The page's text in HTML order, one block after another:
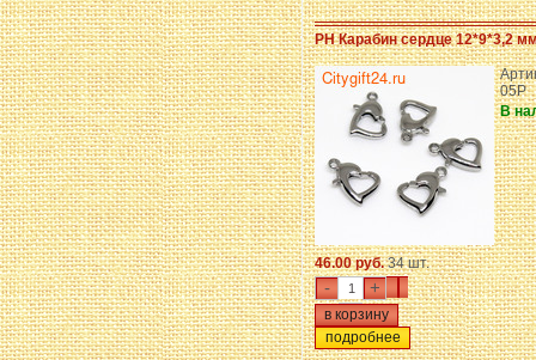
PH Карабин сердце 12*9*3,2
05P
В
46.00 руб.34 шт.
- +
подробнее